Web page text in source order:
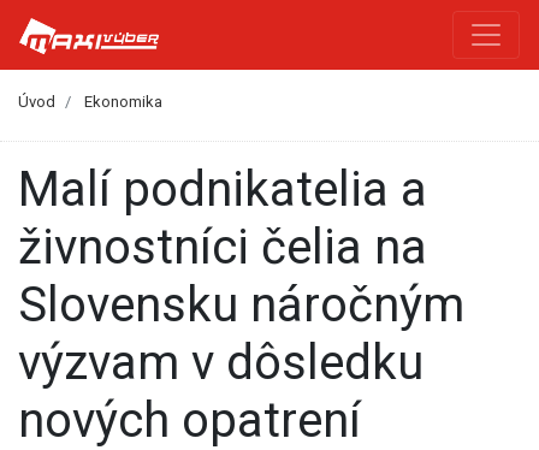
Úvod Ekonomika
Malí podnikatelia a
živnostníci čelia na
Slovensku náročným
výzvam v dôsledku
nových opatrení